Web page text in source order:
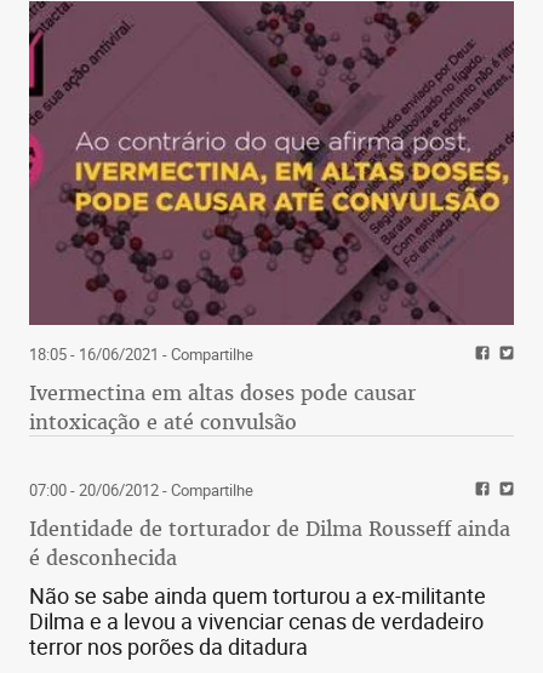
18:05 - 16/06/2021 - Compartilhe
Ivermectina em altas doses pode causar
intoxicação e até convulsão
07:00 - 20/06/2012- Compartilhe
Identidade de torturador de Dilma Rousseff ainda
é desconhecida
Não se sabe ainda quem torturou a ex-militante
Dilma e a levou a vivenciar cenas de verdadeiro
terror nos porões da ditadura